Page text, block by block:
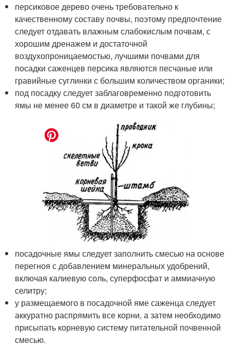
персиковое дерево очень требовательно к
качественному составу почвы, поэтому предпочтение
следует отдавать влажным слабокислым почвам, с
хорошим дренажем и достаточной
воздухопроницаемостью, лучшими почвами для
посадки саженцев персика являются песчаные или
гравийные суглинки с большим количеством органики;
под посадку следует заблаговременно подготовить
ямы не менее 60 см в диаметре и такой же глубины;
посадочные ямы следует заполнить смесью на основе
перегноя с добавлением минеральных удобрений,
включая калиевую соль, суперфосфат и аммиачную
селитру;
у размещаемого в посадочной яме саженца следует
аккуратно распрямить все корни, а затем необходимо
присыпать корневую систему питательной почвенной
смесью.